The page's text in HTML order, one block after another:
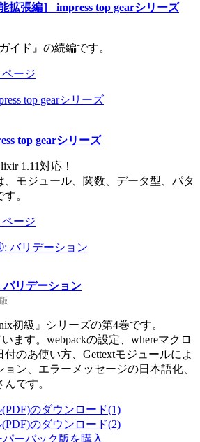
拡張編］ impress top gearシリーズ
イド』の続編です。
ージ
top gearシリーズ
1.11対応！
モジュール、関数、データ型、パタ
。
ージ
リデーション
初級』シリーズの第4巻です。
ます。webpackの設定、whereマクロ
のあ使い方、Gettextモジュールによ
ン、エラーメッセージの日本語化、
です。
のダウンロード(1)
のダウンロード(2)
パーバック版を購入